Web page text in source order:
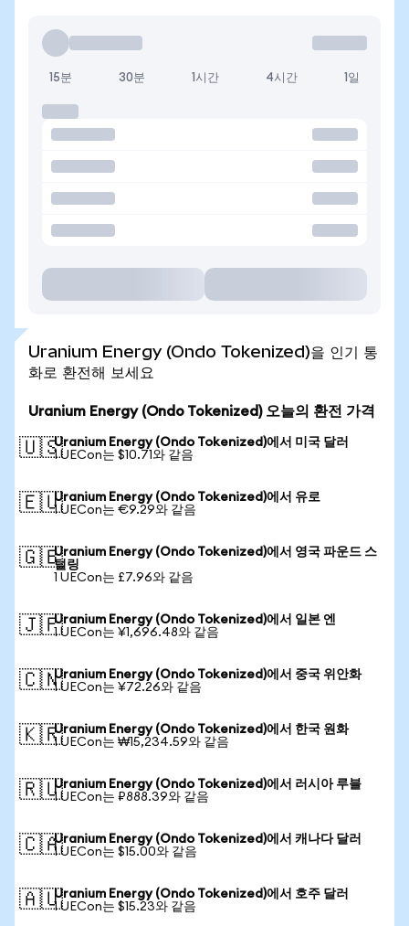
15분 30분 1시간 4시간 1일
Uranium Energy (Ondo Tokenized)을 인기 통
화로 환전해 보세요
Uranium Energy (Ondo Tokenized) 오늘의 환전 가격
🇺🇸Uranium Energy (Ondo Tokenized)에서 미국 달러
1 UECon는 $10.71와 같음
🇪🇺Uranium Energy (Ondo Tokenized)에서 유로
1 UECon는 €9.29와 같음
🇬🇧Uranium Energy (Ondo Tokenized)에서 영국 파운드 스
털링
1 UECon는 £7.96와 같음
🇯🇵Uranium Energy (Ondo Tokenized)에서 일본 엔
1 UECon는 ¥1,696.48와 같음
🇨🇳Uranium Energy (Ondo Tokenized)에서 중국 위안화
1 UECon는 ¥72.26와 같음
🇰🇷Uranium Energy (Ondo Tokenized)에서 한국 원화
1 UECon는 ₩15,234.59와 같음
🇷🇺Uranium Energy (Ondo Tokenized)에서 러시아 루블
1 UECon는 ₽888.39와 같음
🇨🇦Uranium Energy (Ondo Tokenized)에서 캐나다 달러
1 UECon는 $15.00와 같음
🇦🇺Uranium Energy (Ondo Tokenized)에서 호주 달러
1 UECon는 $15.23와 같음